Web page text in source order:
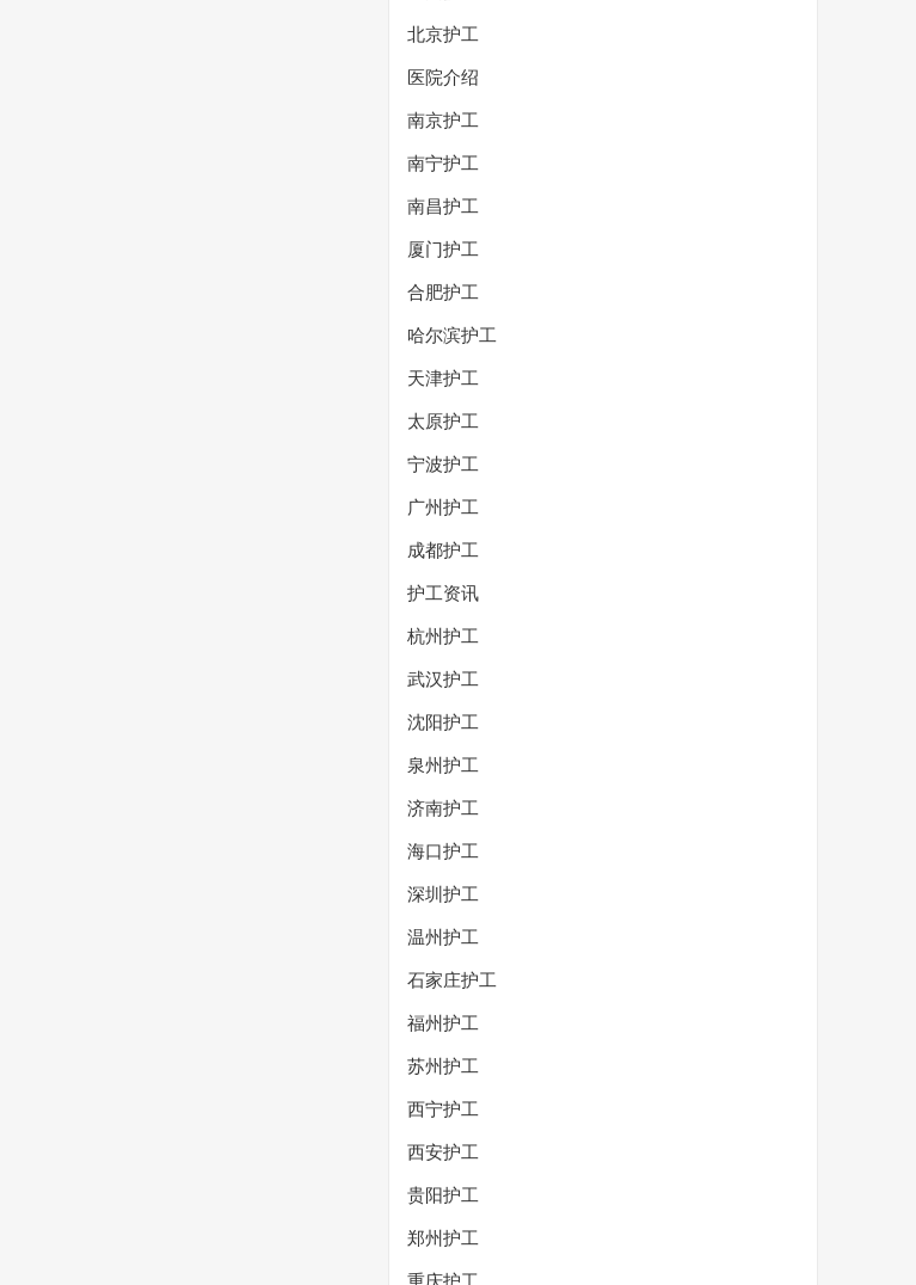
北京护工
医院介绍
南京护工
南宁护工
南昌护工
厦门护工
合肥护工
哈尔滨护工
天津护工
太原护工
宁波护工
广州护工
成都护工
护工资讯
杭州护工
武汉护工
沈阳护工
泉州护工
济南护工
海口护工
深圳护工
温州护工
石家庄护工
福州护工
苏州护工
西宁护工
西安护工
贵阳护工
郑州护工